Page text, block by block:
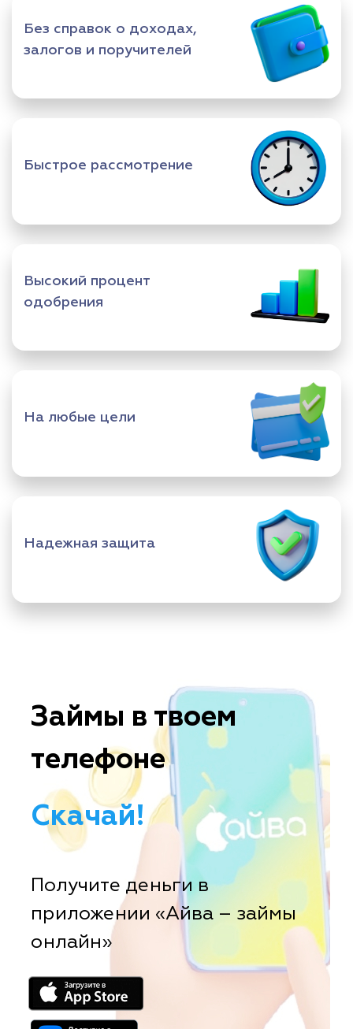
Без справок о доходах,
залогов и поручителей
Быстрое рассмотрение
Высокий процент
одобрения
На любые цели
Надежная защита
Займы в твоем
телефоне
Скачай!
Получите деньги в
приложении «Айва – займы
онлайн»